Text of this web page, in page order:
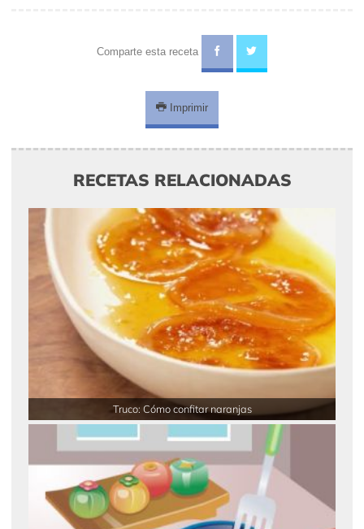
Comparte esta receta
Imprimir
RECETAS RELACIONADAS
Truco: Cómo confitar naranjas